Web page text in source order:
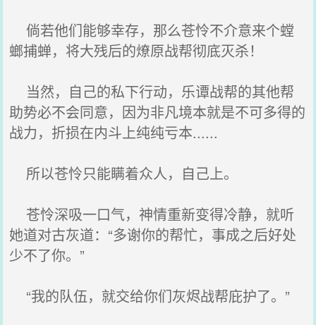
倘若他们能够幸存，那么苍怜不介意来个螳
螂捕蝉，将大残后的燎原战帮彻底灭杀！
当然，自己的私下行动，乐谭战帮的其他帮
助势必不会同意，因为非凡境本就是不可多得的
战力，折损在内斗上纯纯亏本......
所以苍怜只能瞒着众人，自己上。
苍怜深吸一口气，神情重新变得冷静，就听
她道对古灰道：“多谢你的帮忙，事成之后好处
少不了你。”
“我的队伍，就交给你们灰烬战帮庇护了。”